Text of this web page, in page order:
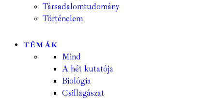
Társadalomtudomány
Történelem
TÉMÁK
Mind
A hét kutatója
Biológia
Csillagászat